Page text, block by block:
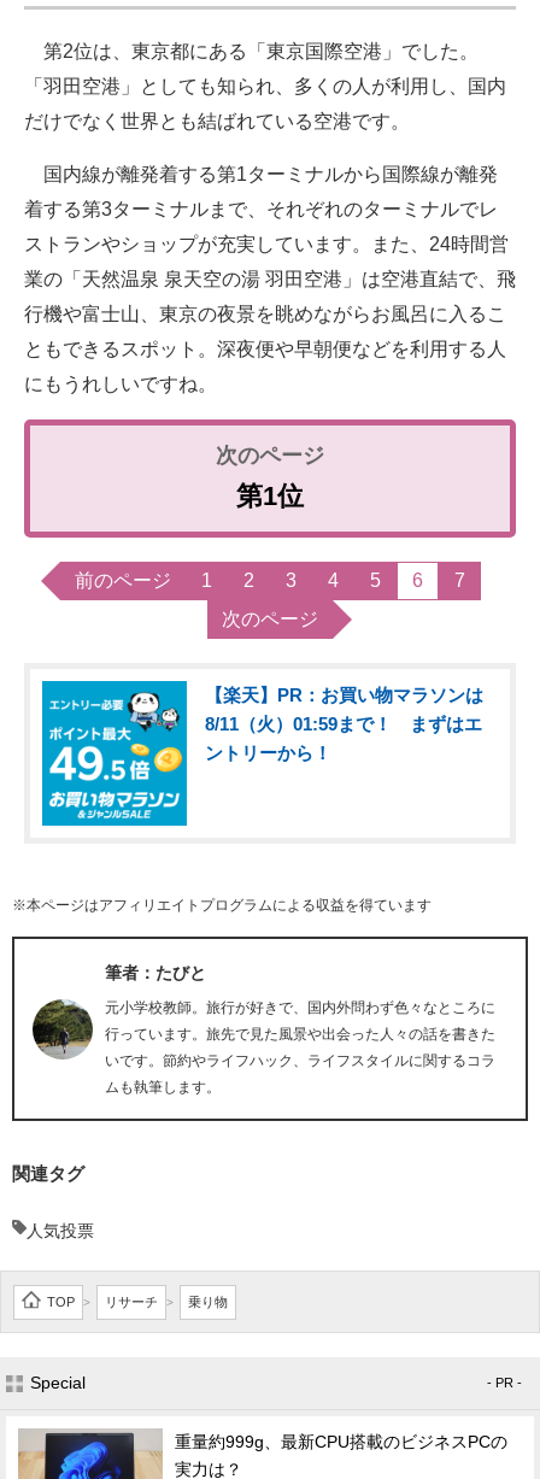
第2位は、東京都にある「東京国際空港」でした。
「羽田空港」としても知られ、多くの人が利用し、国内
だけでなく世界とも結ばれている空港です。
国内線が離発着する第1ターミナルから国際線が離発
着する第3ターミナルまで、それぞれのターミナルでレ
ストランやショップが充実しています。また、24時間営
業の「天然温泉 泉天空の湯 羽田空港」は空港直結で、飛
行機や富士山、東京の夜景を眺めながらお風呂に入るこ
ともできるスポット。深夜便や早朝便などを利用する人
にもうれしいですね。
第1位
前のページ 1 2 3 4 5 6
7
次のページ
【楽天】PR：お買い物マラソンは
8/11（火）01:59まで！ まずはエ
ントリーから！
※本ページはアフィリエイトプログラムによる収益を得ています
筆者：たびと
元小学校教師。旅行が好きで、国内外問わず色々なところに
行っています。旅先で見た風景や出会った人々の話を書きた
いです。節約やライフハック、ライフスタイルに関するコラ
ムも執筆します。
関連タグ
人気投票
TOP > リサーチ > 乗り物
Special - PR -
重量約999g、最新CPU搭載のビジネスPCの
実力は？